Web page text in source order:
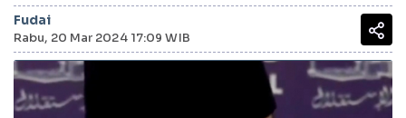
Fudai
Rabu, 20 Mar 2024 17:09 WIB